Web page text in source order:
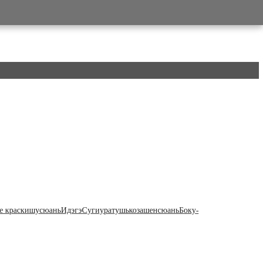
краскишусюаньИдэгэСугиуратушькозашенсюаньБоку-